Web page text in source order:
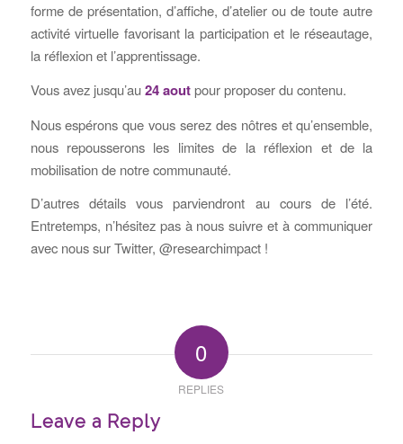
forme de présentation, d’affiche, d’atelier ou de toute autre
activité virtuelle favorisant la participation et le réseautage,
la réflexion et l’apprentissage.
Vous avez jusqu’au24 aoutpour proposer du contenu.
Nous espérons que vous serez des nôtres et qu’ensemble,
nous repousserons les limites de la réflexion et de la
mobilisation de notre communauté.
D’autres détails vous parviendront au cours de l’été.
Entretemps, n’hésitez pas à nous suivre et à communiquer
avec nous sur Twitter, @researchimpact !
0
REPLIES
Leave a Reply